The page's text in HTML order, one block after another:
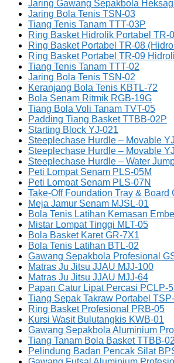
Jaring Gawang Sepakbola
Jaring Bola Tenis TSN-03
Tiang Tenis Tanam TTT-03P
Ring Basket Hidrolik Portabel TR-
Ring Basket Portabel TR-08
Ring Basket Portabel TR-09
Tiang Tenis Tanam TTT-02
Jaring Bola Tenis TSN-02
Keranjang Bola Tenis KBTL-72
Bola Senam Ritmik RGB-19G
Tiang Bola Voli Tanam TVT-05
Padding Tiang Basket TTBB-02P
Starting Block YJ-021
Steeplechase Hurdle – Movable
Steeplechase Hurdle – Movable
Steeplechase Hurdle – Water
Peti Lompat Senam PLS-05M
Peti Lompat Senam PLS-07N
Take-Off Foundation Tray & Board
Meja Jamur Senam MJSL-01
Bola Tenis Latihan Kemasan
Mistar Lompat Tinggi MLT-05
Bola Basket Karet GR-7X1
Bola Tenis Latihan BTL-02
Gawang Sepakbola Profesional
Matras Ju Jitsu JJAU MJJ-100
Matras Ju Jitsu JJAU MJJ-64
Papan Catur Lipat Percasi PCLP-
Tiang Sepak Takraw Portabel
Ring Basket Profesional PRB-05
Kursi Wasit Bulutangkis KWB-01
Gawang Sepakbola Aluminium
Tiang Tanam Bola Basket TTBB-02
Pelindung Badan Pencak Silat